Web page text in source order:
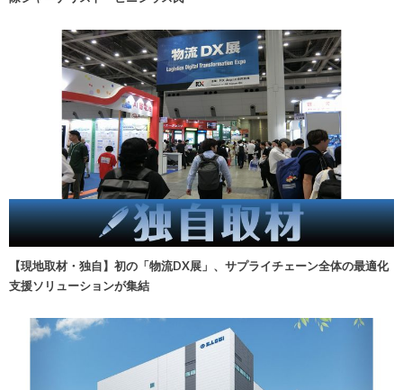
【現地取材・独自】初の「物流DX展」、サプライチェーン全体の最適化
支援ソリューションが集結